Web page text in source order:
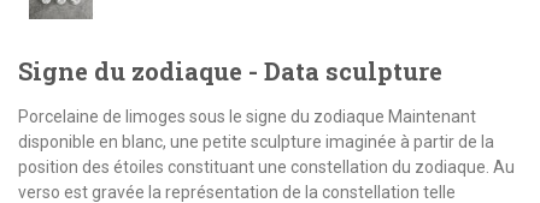
Signe du zodiaque - Data sculpture
Porcelaine de limoges sous le signe du zodiaque Maintenant
disponible en blanc, une petite sculpture imaginée à partir de la
position des étoiles constituant une constellation du zodiaque. Au
verso est gravée la représentation de la constellation telle